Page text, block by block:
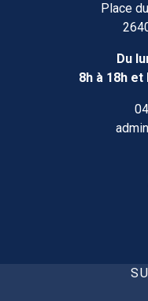
Place
Du
8h à 18h et